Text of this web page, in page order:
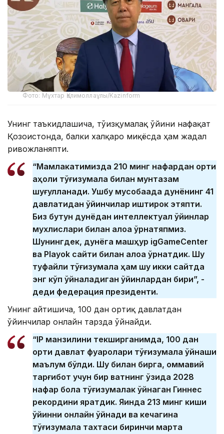
Фото: Мұхтар Қалимоллаұлы/Kazinform
Унинг таъкидлашича, тўғизқумалақ ўйини нафақат
Қозоғистонда, балки халқаро миқёсда ҳам жадал
ривожланяпти.
“Мамлакатимизда 210 минг нафардан ортиқ
аҳоли тўғизқумалақ билан мунтазам
шуғулланади. Ушбу мусобақада дунёнинг 41
давлатидан ўйинчилар иштирок этяпти.
Биз бутун дунёдан интеллектуал ўйинлар
мухлислари билан алоқа ўрнатяпмиз.
Шунингдек, дунёга машҳур igGameCenter
ва Playok сайти билан алоқа ўрнатдик. Шу
туфайли тўғизқумалақ ҳам шу икки сайтда
энг кўп ўйналадиган ўйинлардан бири”, -
деди федерация президенти.
Унинг айтишича, 100 дан ортиқ давлатдан
ўйинчилар онлайн тарзда ўйнайди.
“IP манзилини текширганимда, 100 дан
ортиқ давлат фуқаролари тўғизқумалақ ўйнаши
маълум бўлди. Шу билан бирга, оммавий
тарғибот учун бир вақтнинг ўзида 2028
нафар бола тўғизқумалакқ ўйнаган Гиннес
рекордини яратдик. Яқинда 213 минг киши
ўйинни онлайн ўйнади ва кечагина
тўғизқумалақ тахтаси биринчи марта